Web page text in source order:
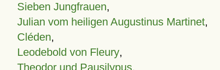
Sieben Jungfrauen,
Julian vom heiligen Augustinus Martinet,
Cléden,
Leodebold von Fleury,
Theodor und Pausilypus,